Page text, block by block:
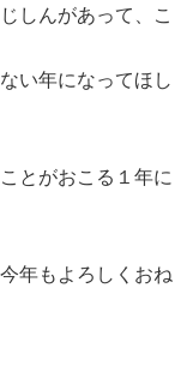
しんがあって、こ
い年になってほし
とがおこる１年に
年もよろしくおね